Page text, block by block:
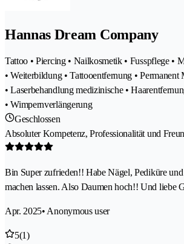
Hannas Dream Company
Tattoo • Piercing • Nailkosmetik • Fusspflege •
• Weiterbildung • Tattooentfernung • Permanent
• Laserbehandlung medizinische •
• Wimpernverlängerung
Geschlossen
Absoluter Kompetenz, Professionalität und
Bin Super zufrieden!! Habe Nägel, Pediküre
machen lassen. Also Daumen hoch!! Und liebe
Apr. 2025• Anonymous user
5(1)